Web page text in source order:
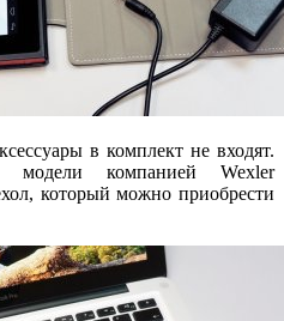
в комплект не входят.
компанией Wexler
который можно приобрести